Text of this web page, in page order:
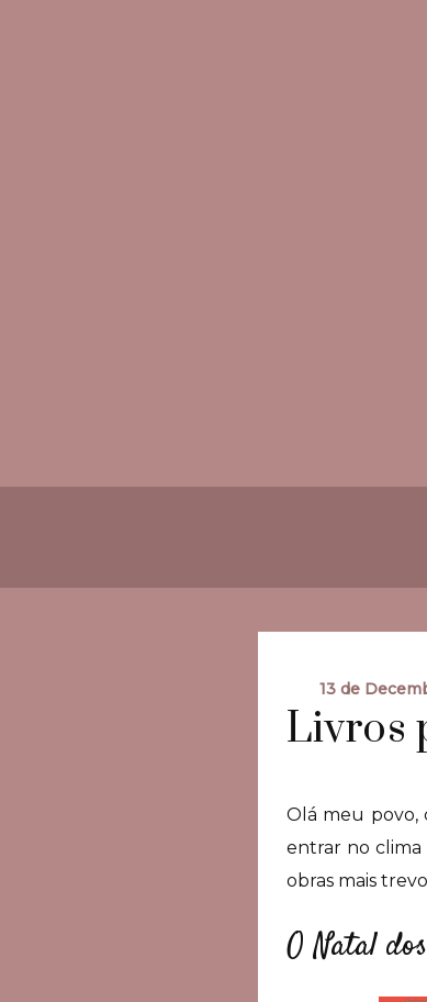
13 de
Livros
Olá meu povo,
entrar no clima
obras mais
O Natal